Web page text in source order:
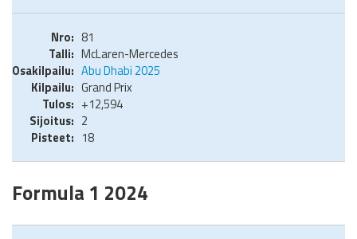
81
McLaren-Mercedes
Abu Dhabi 2025
Grand Prix
+12,594
2
18
Formula 1 2024